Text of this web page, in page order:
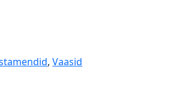
,Vaasid